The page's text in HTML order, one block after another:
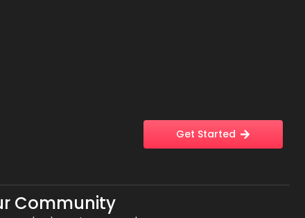
Get Started
Community